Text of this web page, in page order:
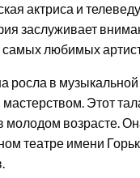
актриса и
заслуживает
самых любимых
росла в
Этот
молодом возрасте.
театре имени